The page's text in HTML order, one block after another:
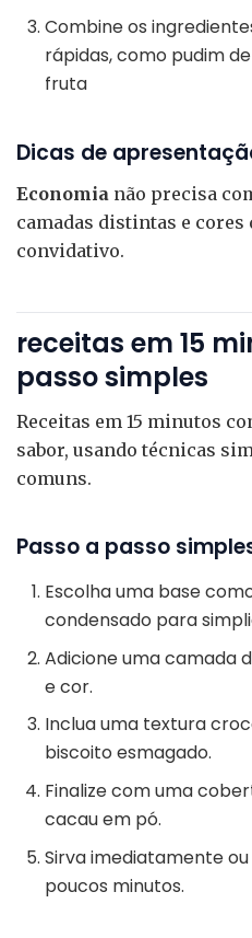
Combine os
rápidas, como pudim
fruta
Dicas de
Economia não precisa
camadas distintas e cores
convidativo.
receitas em 15
passo simples
Receitas em 15 minutos
sabor, usando técnicas
comuns.
Passo a passo
Escolha uma base
condensado para
Adicione uma camada
e cor.
Inclua uma textura
biscoito esmagado.
Finalize com uma
cacau em pó.
Sirva imediatamente
poucos minutos.